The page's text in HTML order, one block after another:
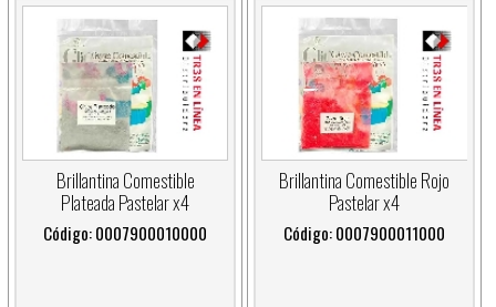
Brillantina Comestible
Plateada Pastelar x4
Código: 0007900010000
Brillantina Comestible Rojo
Pastelar x4
Código: 0007900011000